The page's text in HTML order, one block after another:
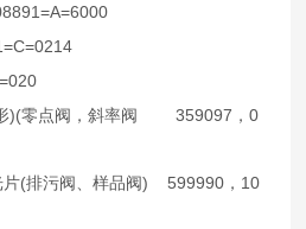
)(零点阀，斜率阀 359097 ，0
片(排污阀、样品阀) 599990 ， 10